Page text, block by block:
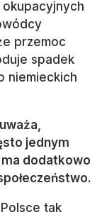
przemoc
spadek
niemieckich
jednym
dodatkowo
tak